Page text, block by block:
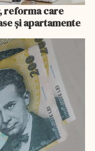
reforma care
și apartamente